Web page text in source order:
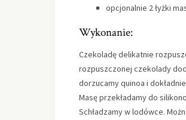
opcjonalnie 2 łyżki
Wykonanie:
Czekoladę delikatnie
rozpuszczonej czekolady
dorzucamy quinoa i
Masę przekładamy do
Schładzamy w lodówce.